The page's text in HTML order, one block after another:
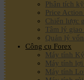
Phân tích
Price
Chiến lược
Tâm lý giao
Quản lý
Công cụ Forex
Máy tính
Máy tính
Máy tính